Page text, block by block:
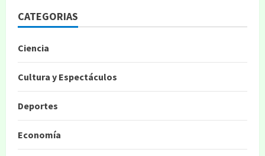
CATEGORIAS
Ciencia
Cultura y Espectáculos
Deportes
Economía